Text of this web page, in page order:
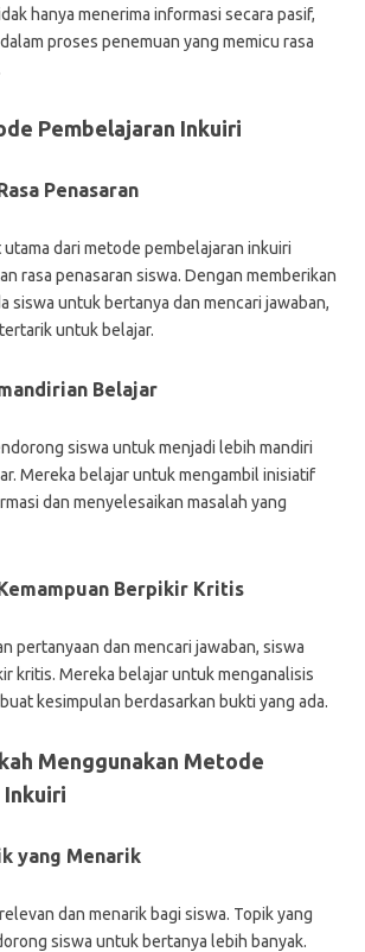
hanya menerima informasi secara pasif,
proses penemuan yang memicu rasa
Pembelajaran Inkuiri
Penasaran
utama dari metode pembelajaran inkuiri
rasa penasaran siswa. Dengan memberikan
siswa untuk bertanya dan mencari jawaban,
untuk belajar.
Belajar
siswa untuk menjadi lebih mandiri
Mereka belajar untuk mengambil inisiatif
dan menyelesaikan masalah yang
Berpikir Kritis
pertanyaan dan mencari jawaban, siswa
kritis. Mereka belajar untuk menganalisis
kesimpulan berdasarkan bukti yang ada.
Menggunakan Metode
Inkuiri
yang Menarik
dan menarik bagi siswa. Topik yang
siswa untuk bertanya lebih banyak.